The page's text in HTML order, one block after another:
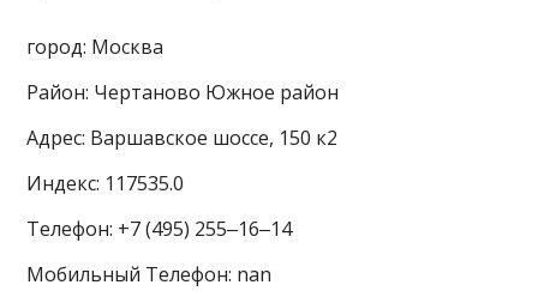
город: Москва
Район: Чертаново Южное район
Адрес: Варшавское шоссе, 150 к2
Индекс: 117535.0
Телефон: +7 (495) 255‒16‒14
Мобильный Телефон: nan